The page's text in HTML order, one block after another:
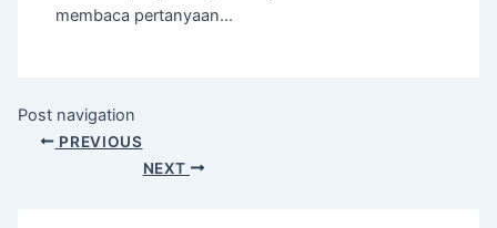
membaca pertanyaan…
Post navigation
PREVIOUS
NEXT